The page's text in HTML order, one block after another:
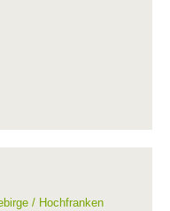
/ Hochfranken